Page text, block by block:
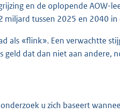
en de oplopende AOW-
miljard tussen 2025 en 2040
als «flink». Een verwachtte
geld dat dan niet aan andere,
u zich baseert